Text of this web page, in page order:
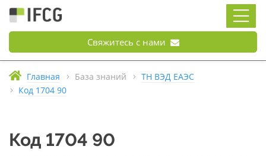
Свяжитесь с нами
Главная База знаний
ТН ВЭД ЕАЭС
Код 1704 90
Код 1704 90